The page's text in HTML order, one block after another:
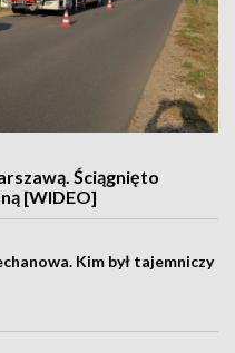
Ściągnięto
[WIDEO]
Kim był tajemniczy